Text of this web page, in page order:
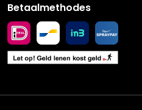
Betaalmethodes